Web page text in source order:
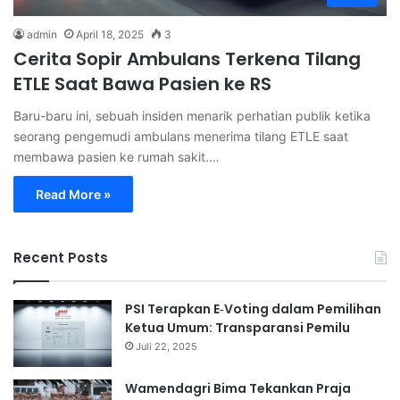
admin April 18, 2025 3
Cerita Sopir Ambulans Terkena Tilang
ETLE Saat Bawa Pasien ke RS
Baru-baru ini, sebuah insiden menarik perhatian publik ketika
seorang pengemudi ambulans menerima tilang ETLE saat
membawa pasien ke rumah sakit.…
Read More »
Recent Posts
PSI Terapkan E‑Voting dalam Pemilihan
Ketua Umum: Transparansi Pemilu
Juli 22, 2025
Wamendagri Bima Tekankan Praja